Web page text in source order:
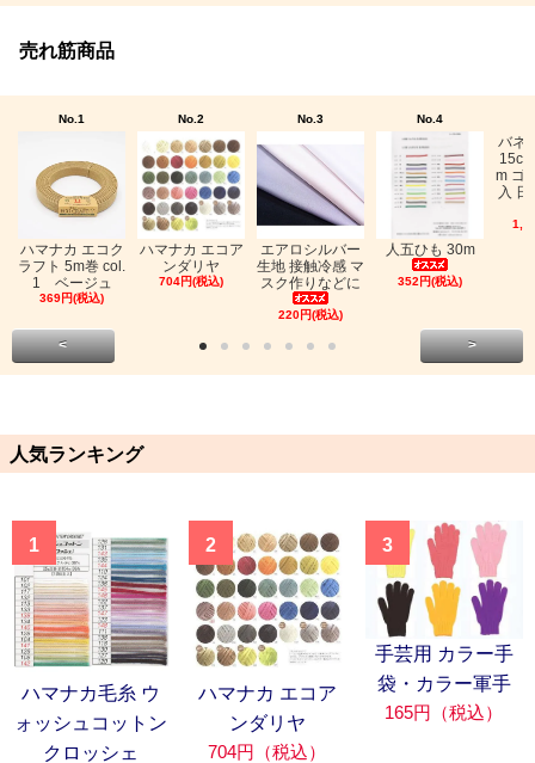
売れ筋商品
No.1
ハマナカ エコク
ラフト 5m巻 col.
1 ベージュ
369円(税込)
No.2
ハマナカ エコア
ンダリヤ
704円(税込)
No.3
エアロシルバー
生地 接触冷感 マ
スク作りなどに
220円(税込)
No.4
人五ひも 30m
352円(税込)
バネ
m ゴ
入
< >
人気ランキング
1
ハマナカ毛糸 ウ
ォッシュコットン
クロッシェ
2
ハマナカ エコア
ンダリヤ
704円（税込）
3
手芸用 カラー手
袋・カラー軍手
165円（税込）